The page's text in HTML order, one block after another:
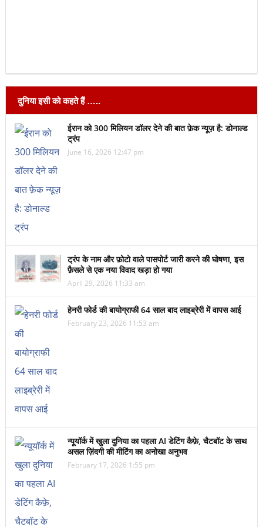
दुनिया इसी को कहते हैं …..
ईरान को 300 मिलियन डॉलर देने की बात फ़ेक न्यूज़ है: डोनाल्ड
ट्रंप
June 16, 2026 12:47 pm
ट्रंप के नाम और फ़ोटो वाले पासपोर्ट जारी करने की घोषणा, इस
फ़ैसले से एक नया विवाद खड़ा हो गया
April 29, 2026 11:33 am
हेनरी फोर्ड की बायोग्राफी 64 साल बाद लाइब्रेरी में वापस आई
February 23, 2026 11:53 am
न्यूयॉर्क में खुला दुनिया का पहला AI डेटिंग कैफ़े, चैटबॉट के साथ
असल ज़िंदगी की मीटिंग का अनोखा अनुभव
February 17, 2026 1:55 pm